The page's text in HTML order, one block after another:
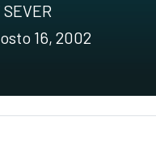
16, 2002